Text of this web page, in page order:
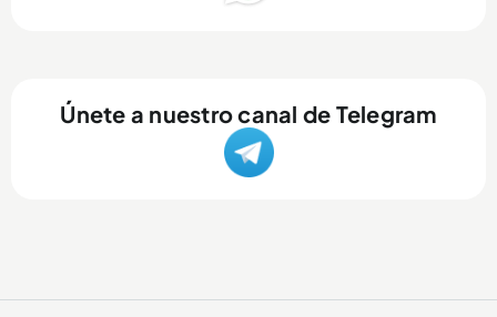
Únete a nuestro canal de Telegram